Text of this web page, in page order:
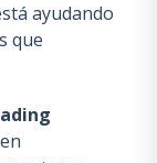
ayudando
que